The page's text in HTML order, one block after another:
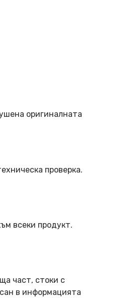
оригиналната
проверка.
всеки продукт.
част, стоки с
в информацията